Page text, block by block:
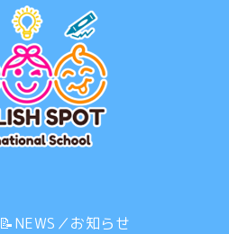
📝NEWS／お知らせ